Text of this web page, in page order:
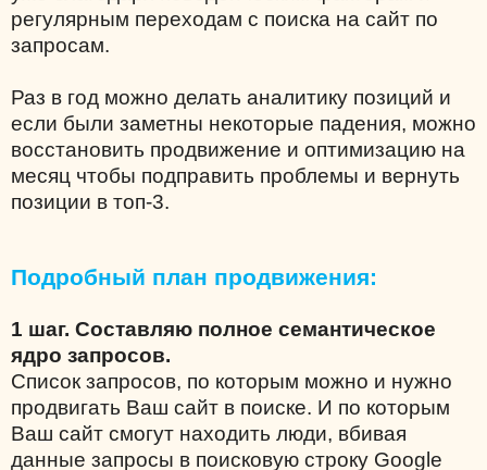
регулярным переходам с поиска на сайт по
запросам.
Раз в год можно делать аналитику позиций и
если были заметны некоторые падения, можно
восстановить продвижение и оптимизацию на
месяц чтобы подправить проблемы и вернуть
позиции в топ-3.
Подробный план продвижения:
1 шаг. Составляю полное семантическое
ядро запросов.
Список запросов, по которым можно и нужно
продвигать Ваш сайт в поиске. И по которым
Ваш сайт смогут находить люди, вбивая
данные запросы в поисковую строку Google